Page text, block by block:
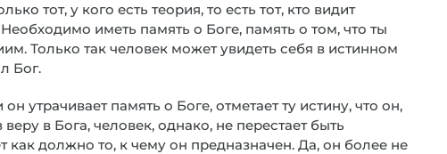
тот, у кого есть теория, то есть тот, кто видит
иметь память о Боге, память о том, что ты
Только так человек может увидеть себя в истинном
Бог.
утрачивает память о Боге, отметает ту истину, что он,
веру в Бога, человек, однако, не перестает быть
как должно то, к чему он предназначен. Да, он более не